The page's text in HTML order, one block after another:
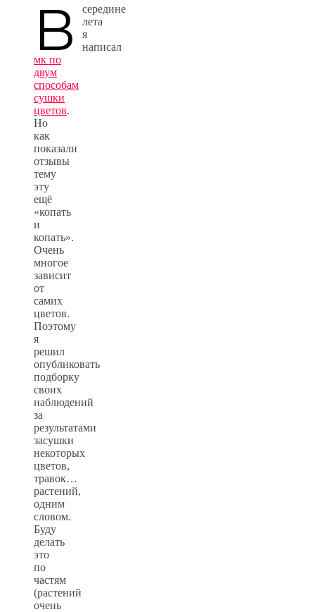
В
середине
лета
я
написал
мк по
двум
способам
сушки
цветов.
Но
как
показали
отзывы
тему
эту
ещё
«копать
и
копать».
Очень
многое
зависит
от
самих
цветов.
Поэтому
я
решил
опубликовать
подборку
своих
наблюдений
за
результатами
засушки
некоторых
цветов,
травок…
растений,
одним
словом.
Буду
делать
это
по
частям
(растений
очень